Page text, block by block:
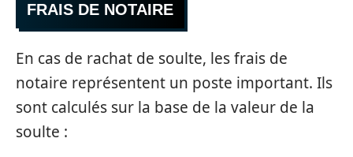
FRAIS DE NOTAIRE
En cas de rachat de soulte, les frais de
notaire représentent un poste important. Ils
sont calculés sur la base de la valeur de la
soulte :